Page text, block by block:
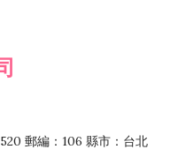
郵編：106 縣市：台北